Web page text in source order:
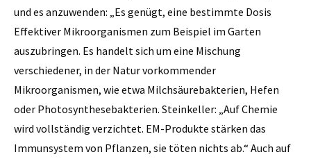
und es anzuwenden: „Es genügt, eine bestimmte Dosis
Effektiver ­Mikroorganismen zum Beispiel im Garten
auszubringen. Es handelt sich um eine Mischung
verschiedener, in der Natur vorkommender
Mikroorganismen, wie etwa Milchsäurebakterien, ­Hefen
oder Photosynthesebakterien. Steinkeller: „Auf Chemie
wird vollständig verzichtet. EM-Produkte stärken das
Immunsystem von Pflanzen, sie töten nichts ab.“ Auch auf